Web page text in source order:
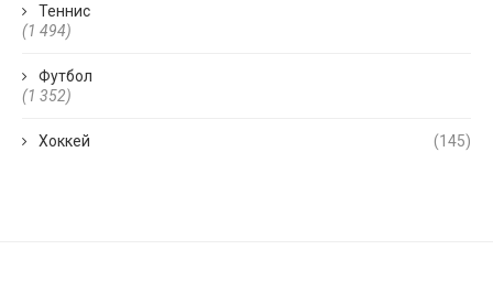
Теннис
(1 494)
Футбол
(1 352)
Хоккей (145)